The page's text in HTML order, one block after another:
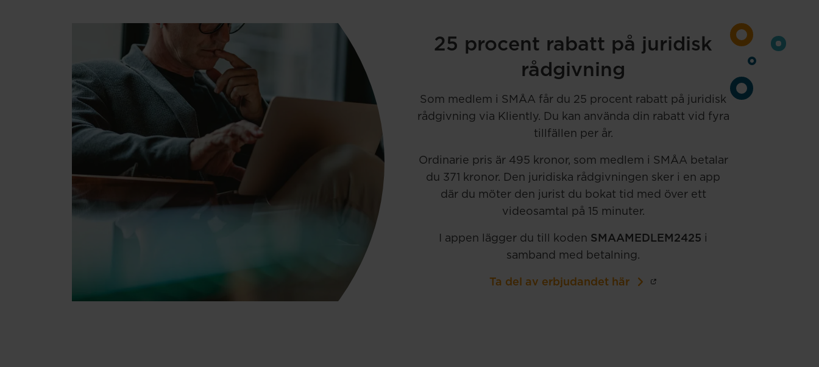
25 procent rabatt på juridisk
rådgivning
Som medlem i SMÅA får du 25 procent rabatt på juridisk
rådgivning via Kliently. Du kan använda din rabatt vid fyra
tillfällen per år.
Ordinarie pris är 495 kronor, som medlem i SMÅA betalar
du 371 kronor. Den juridiska rådgivningen sker i en app
där du möter den jurist du bokat tid med över ett
videosamtal på 15 minuter.
I appen lägger du till koden SMAAMEDLEM2425 i
samband med betalning.
Ta del av erbjudandet här